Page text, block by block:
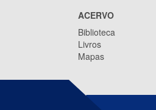
ACERVO
Biblioteca
Livros
Mapas